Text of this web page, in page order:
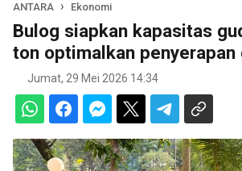
ANTARA Ekonomi
Bulog siapkan kapasitas
ton optimalkan penyerapan
Jumat, 29 Mei 2026 14:34